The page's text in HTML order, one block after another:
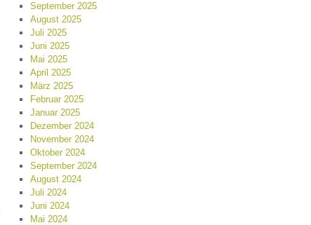
September 2025
August 2025
Juli 2025
Juni 2025
Mai 2025
April 2025
März 2025
Februar 2025
Januar 2025
Dezember 2024
November 2024
Oktober 2024
September 2024
August 2024
Juli 2024
Juni 2024
Mai 2024